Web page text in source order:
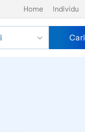
Home Individu
Cari